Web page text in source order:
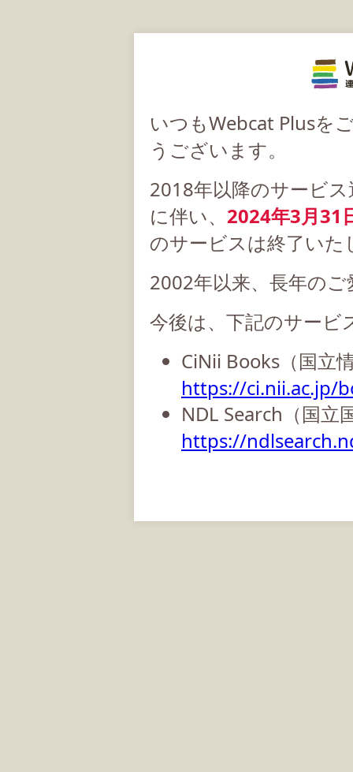
いつもWebcat Plusを
うございます。
2018年以降のサービ
に伴い、 2024年3月31
のサービスは終了いた
2002年以来、長年の
今後は、下記のサービ
CiNii Books（国立
https://ci.nii.ac.jp/
NDL Search（国立
https://